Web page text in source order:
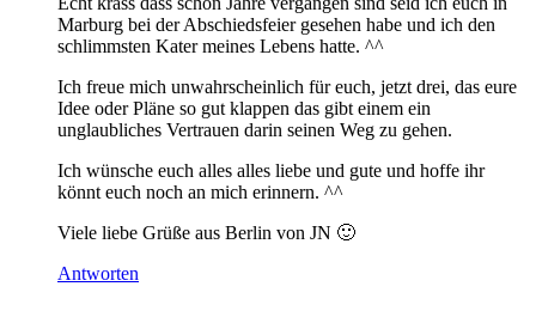
Marburg bei der Abschiedsfeier gesehen habe und ich den
schlimmsten Kater meines Lebens hatte. ^^
Ich freue mich unwahrscheinlich für euch, jetzt drei, das eure
Idee oder Pläne so gut klappen das gibt einem ein
unglaubliches Vertrauen darin seinen Weg zu gehen.
Ich wünsche euch alles alles liebe und gute und hoffe ihr
könnt euch noch an mich erinnern. ^^
Viele liebe Grüße aus Berlin von JN 🙂
Antworten